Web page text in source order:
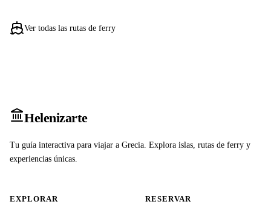
Ver todas las rutas de ferry
Helenizarte
Tu guía interactiva para viajar a Grecia. Explora islas, rutas de ferry y
experiencias únicas.
EXPLORAR RESERVAR